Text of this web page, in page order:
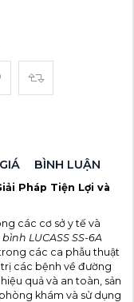
BÌNH LUẬN
Pháp Tiện Lợi và
các cơ sở y tế và
LUCASS SS-6A
các ca phẫu thuật
các bệnh về đường
quả và an toàn, sản
khám và sử dụng